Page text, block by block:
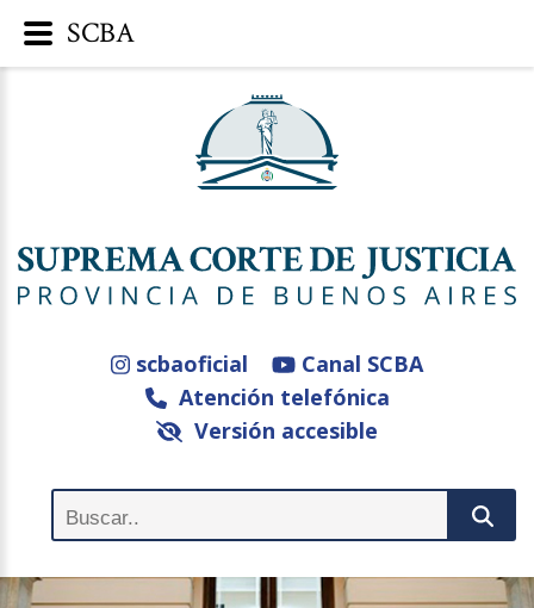
scbaoficial
Canal SCBA
Atención telefónica
Versión accesible
SCBA